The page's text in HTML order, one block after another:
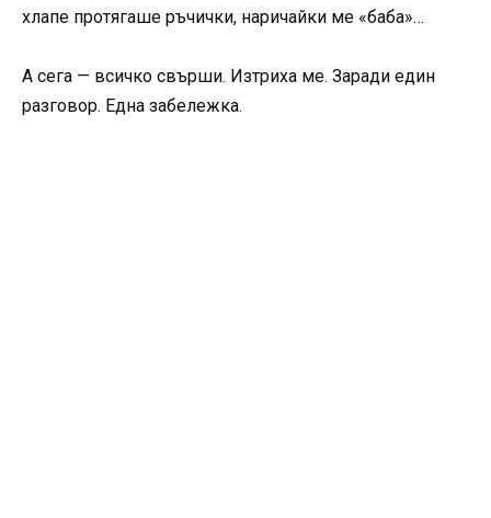
хлапе протягаше ръчички, наричайки ме «баба»…
А сега — всичко свърши. Изтриха ме. Заради един
разговор. Една забележка.